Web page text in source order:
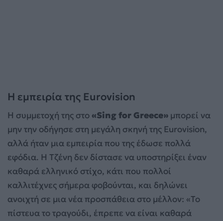
Η εμπειρία της Eurovision
Η συμμετοχή της στο«Sing for Greece» μπορεί να
μην την οδήγησε στη μεγάλη σκηνή της Eurovision,
αλλά ήταν μια εμπειρία που της έδωσε πολλά
εφόδια. Η Τζένη δεν δίστασε να υποστηρίξει έναν
καθαρά ελληνικό στίχο, κάτι που πολλοί
καλλιτέχνες σήμερα φοβούνται, και δηλώνει
ανοιχτή σε μια νέα προσπάθεια στο μέλλον: «Το
πίστευα το τραγούδι, έπρεπε να είναι καθαρά